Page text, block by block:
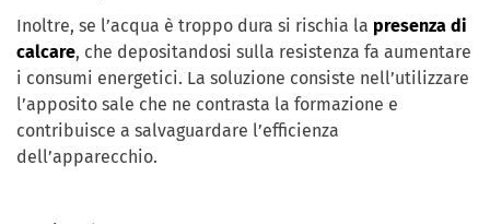
Inoltre, se l’acqua è troppo dura si rischia la presenza di
calcare, che depositandosi sulla resistenza fa aumentare
i consumi energetici. La soluzione consiste nell’utilizzare
l’apposito sale che ne contrasta la formazione e
contribuisce a salvaguardare l’efficienza
dell’apparecchio.